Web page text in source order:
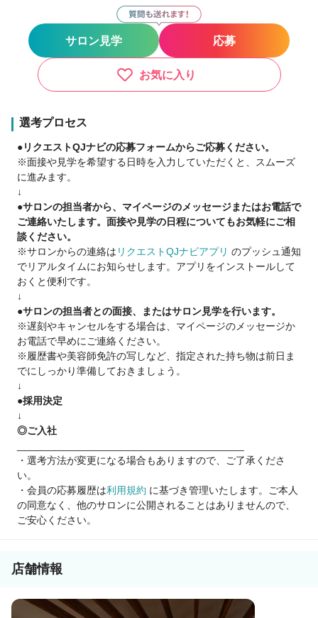
日数や時間に縛られる働き方ではなく
『あなただけのオリジナルのサロンワーク』をしませんか？
－子育て中のママ－
好きな曜日に休んで、子どもの予定に合わせて早上がり
仕事と家庭のバランスを重視
－休日重視・趣味に没頭－
10連休を取るスタッフも
－二刀流－
フットサルのプロ選手×Agu.
スタイリストとして働きながら、プロとして活躍
【当社グループへの転職を考えているあなたへ】
Q.顧客がいないので、集客面で不安です…
A.新規集客は会社の本部が一括対応しているため、顧客0でも問
題なく入客できます
スタッフ集客満足度94.4%！
Q.業務委託制度がよく分かっていないです…
A.確定申告サポートもあり、簡単・安全の独自システムを導入
何か困った時には税理士サポートもあります
Q.病気やトラブルなど何かあった時の収入面って…?
A.スタイリストケア制度をご用意
（出産・育児・病気での休業にともなう保障や、結婚の応援金
を支給）※一定条件あり
☝だから安心！
当社は2021年11月19日よりグロース市場へ上場
安心・安全の上場企業サロン
※現時点で美容室経営企業での上場企業は『6社』のみ
ください！
サロン見学 応募
お気に入り
選考プロセス
●リクエストQJナビの応募フォームからご応募ください。
※面接や見学を希望する日時を入力していただくと、スムーズ
に進みます。
↓
●サロンの担当者から、マイページのメッセージまたはお電話で
ご連絡いたします。面接や見学の日程についてもお気軽にご相
談ください。
※サロンからの連絡は リクエストQJナビアプリ のプッシュ通知
でリアルタイムにお知らせします。アプリをインストールして
おくと便利です。
↓
●サロンの担当者との面接、またはサロン見学を行います。
※遅刻やキャンセルをする場合は、マイページのメッセージか
お電話で早めにご連絡ください。
※履歴書や美容師免許の写しなど、指定された持ち物は前日ま
でにしっかり準備しておきましょう。
↓
●採用決定
↓
◎ご入社
・選考方法が変更になる場合もありますので、ご了承くださ
い。
・会員の応募履歴は利用規約 に基づき管理いたします。ご本人
の同意なく、他のサロンに公開されることはありませんので、
ご安心ください。
店舗情報